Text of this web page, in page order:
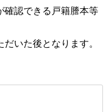
確認できる戸籍謄本等
いた後となります。